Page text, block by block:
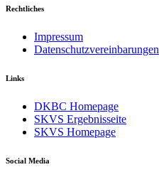
Rechtliches
Impressum
Datenschutzvereinbarungen
Links
DKBC Homepage
SKVS Ergebnisseite
SKVS Homepage
Social Media